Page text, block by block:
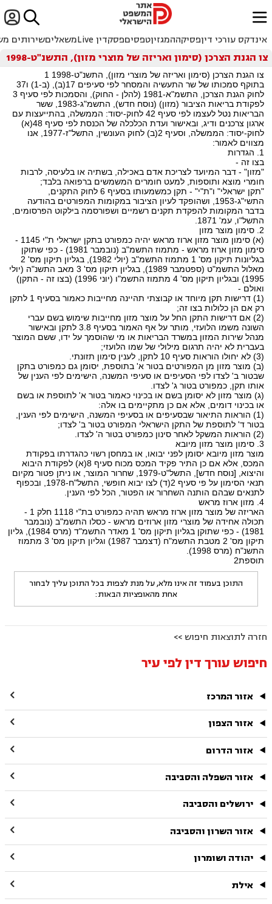

ﱐ
אינדקס עורכי דיןפסיקההמגזיןטפסיםפסקדין Live משאליםשירותים
צו הגנת הצרכן (סימון ואריזה של מוצרי מזון), התשנ"ט-1998
צו הגנת הצרכן (סימון ואריזה של מוצרי מזון), התשנ"ט-1998 1
בתוקף סמכותו של שר התעשיה והמסחר לפי סעיפים 17(ב), (ב-1) ו37
לחוק הגנת הצרכן, התשמ"א-1981 (להלן - החוק), והסמכות לפי סעיף 3
לפקודת בריאות הציבור (מזון) (נוסח חדש), התשמ"ג-1983, ששר
הבריאות נטל לעצמו לפי סעיף 42 לחוק-יסוד: הממשלה, בהתייעצות עם
ארגון צרכנים ודיג, ובאישור ועדת הכלכלה של הכנסת לפי סעיף 48(א)
לחוק-יסוד: הממשלה, וסעיף 2(ב) לחוק העונשין, התשל"ז-1977, אנו
מצווים לאמור:
1. הגדרות
בצו זה -
"מזון" - דבר המיועד לצריכת אדם באכילה, בשתיה או בלעיסה, לרבות
חומרי מוצא ותוספות, למעט חומרים המשמשים ברפואה בלבד;
"תקן ישראלי" ו"ת"י" - תקן כמשמעותו בסעיף 6 לחוק התקנים,
התשי"ג-1953, ושהופקד לעיון הציבור במקומות המפורטים בהודעה
בדבר המקומות להפקדת תקנים רשמיים ושפורסמה בילקוט הפרסומים,
התשל"ו, עמ' 1871.
2. סימון מוצר מזון
(א) סימון מוצר מזון ארוז מראש יהיה כמפורט בתקן ישראלי ת"י 1145 -
סימון מזון ארוז מראש - מתמוז התשמ"ב (נובמבר 1981) - כפי שתוקן
בגליונות תיקון מס' 1 מתמוז התשמ"ב (יולי 1982), בגליון תיקון מס' 2
מאלול התשמ"ט (ספטמבר 1989), בגליון תיקון מס' 3 מאב התשנ"ה (יולי
1995) ובגליון תיקון מס' 4 מתמוז התשמ"ו (יוני 1996) (בצו זה - התקן)
ואולם -
(1) דרישות תקן מיוחד או קבוצתי תהיינה מחייבות כאמור בסעיף 1 לתקן
רק אם הן כלולות בצו זה;
(2) אם דרישות התקן החל על מוצר מזון מחייבות שימוש בשם עברי
השונה משמו הלועזי, מותר על אף האמור בסעיף 3.8 לתקן ובאישור
מנהל שירות המזון במשרד הבריאות או מי שהוסמך על ידו, ששם המוצר
בעברית לא יהיה תרגום מילולי של שמו הלועזי;
(3) לא יחולו הוראות סעיף 10 לתקן, לענין סימון תזונתי.
(ב) מוצר מזון מן המפורטים בטור א' בתוספת, יסומן גם כמפורט בתקן
שבטור ב' לצדו לפי הסעיפים או סעיפי המשנה, הישימים לפי הענין של
אותו תקן, כמפורט בטור ג' לצדו.
(ג) מוצר מזון לא יסומן בשם או בכינוי כאמור בטור א' לתוספת או בשם
או בכינוי דומים, אלא אם כן מתקיימים בו אלה:
(1) הוראות התיאור שבסעיפים או בסעיפי המשנה, הישימים לפי הענין,
בטור ד' לתוספת של התקן הישראלי המפורט בטור ב' לצדו;
(2) הוראות המשקל לאחר סינון כמפורט בטור ה' לצדו.
3. סימון מוצר מזון מיובא
מוצר מזון מיובא יסומן לפני יבואו, או במחסן רשוי כהגדרתו בפקודת
המכס, אלא אם כן התיר פקיד המכס מכוח סעיף 8(א) לפקודת היבוא
והיצוא, [נוסח חדש], התשל"ט-1979, שחרור המוצר, או ניתן פטור מקיום
תנאי הסימון על פי סעיף 2(ד) לצו יבוא חופשי, התשל"ח-1978, ובכפוף
לתנאים שבהם הותנה השחרור או הפטור, הכל לפי הענין.
4. מזון ארוז מראש
האריזה של מוצר מזון ארוז מראש תהיה כמפורט בת"י 1118 חלק 1 -
תכולה אחידה של מוצרי מזון ארוזים מראש - כסלו התשמ"ב (נובמבר
1981) - כפי שתוקן בגליון תיקון מס' 1 מאדר התשמ"ד (מרס 1984), גליון
תיקון מס' 2 מטבת התשמ"ח (דצמבר 1987) וגליון תיקון מס' 3 מתמוז
התשנ"ח (מרס 1998).
תוספת2
התוכן בעמוד זה אינו מלא, על מנת לצפות בכל התוכן עליך לבחור
אחת מהאופציות הבאות:
חזרה לתוצאות חיפוש >>
חיפוש עורך דין לפי עיר
אזור המרכז 
אזור הצפון 
אזור הדרום 
אזור השפלה והסביבה 
ירושלים והסביבה 
אזור השרון והסביבה 
יהודה ושומרון 
אילת 